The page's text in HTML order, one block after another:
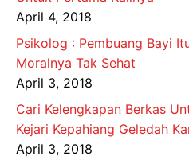
April 4, 2018
Psikolog : Pembuang Bayi
Moralnya Tak Sehat
April 3, 2018
Cari Kelengkapan Berkas
Kejari Kepahiang Geledah
April 3, 2018